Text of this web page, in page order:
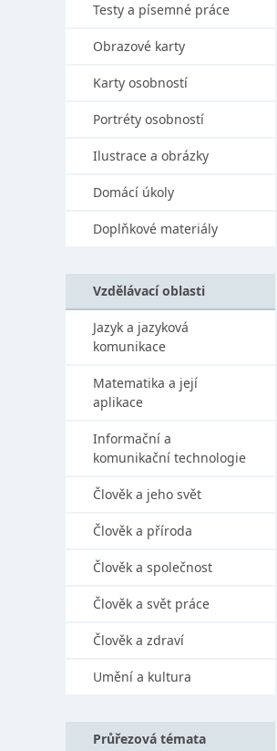
Testy a písemné práce
Obrazové karty
Karty osobností
Portréty osobností
Ilustrace a obrázky
Domácí úkoly
Doplňkové materiály
Vzdělávací oblasti
Jazyk a jazyková
komunikace
Matematika a její
aplikace
Informační a
komunikační technologie
Člověk a jeho svět
Člověk a příroda
Člověk a společnost
Člověk a svět práce
Člověk a zdraví
Umění a kultura
Průřezová témata